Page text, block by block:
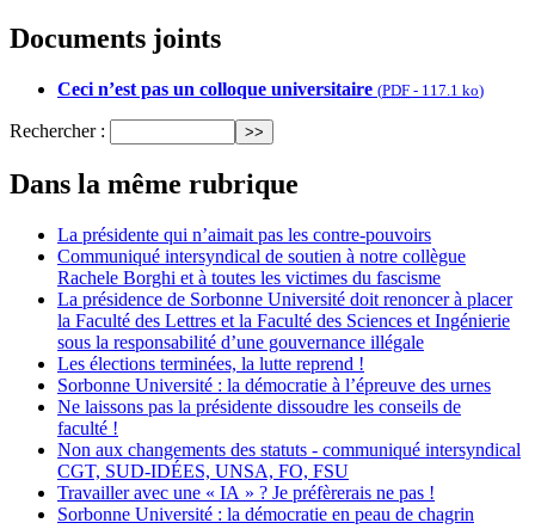
Documents joints
Ceci n’est pas un colloque universitaire (PDF - 117.1 ko)
Rechercher :
Dans la même rubrique
La présidente qui n’aimait pas les contre-pouvoirs
Communiqué intersyndical de soutien à notre collègue
Rachele Borghi et à toutes les victimes du fascisme
La présidence de Sorbonne Université doit renoncer à placer
la Faculté des Lettres et la Faculté des Sciences et Ingénierie
sous la responsabilité d’une gouvernance illégale
Les élections terminées, la lutte reprend !
Sorbonne Université : la démocratie à l’épreuve des urnes
Ne laissons pas la présidente dissoudre les conseils de
faculté !
Non aux changements des statuts - communiqué intersyndical
CGT, SUD-IDÉES, UNSA, FO, FSU
Travailler avec une « IA » ? Je préfèrerais ne pas !
Sorbonne Université : la démocratie en peau de chagrin